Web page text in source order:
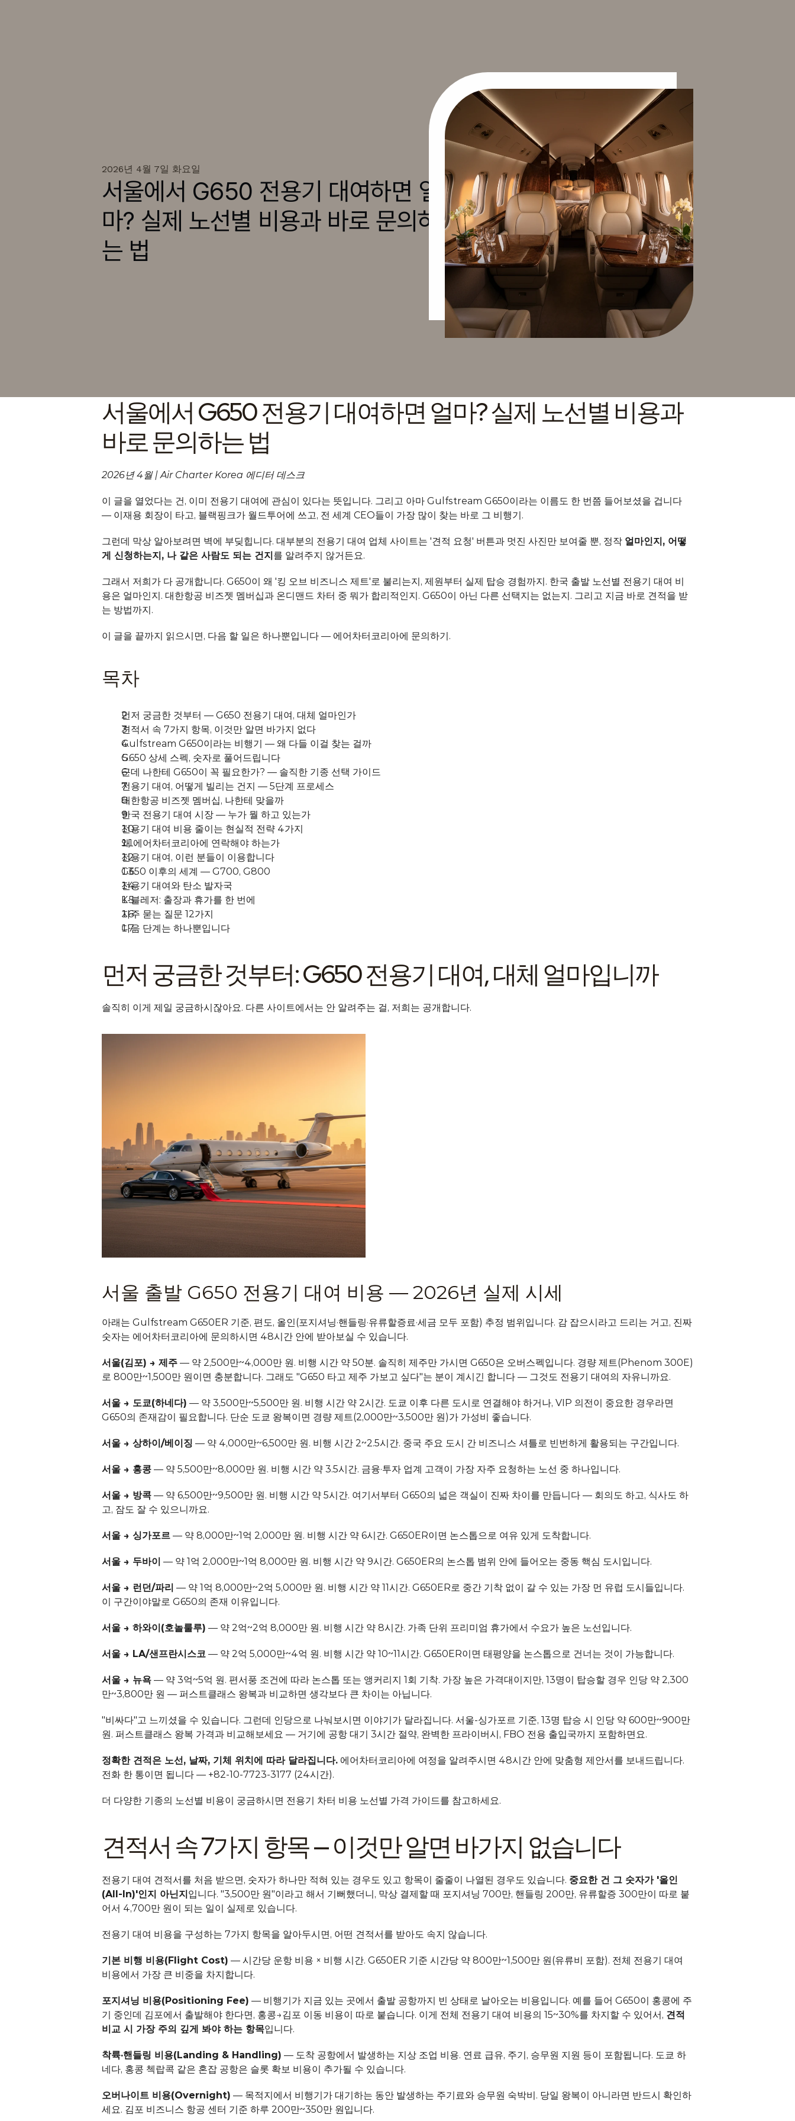
2026년 4월 7일 화요일
서울에서 G650 전용기 대여하면 얼
마? 실제 노선별 비용과 바로 문의하
는 법
서울에서 G650 전용기 대여하면 얼마? 실제 노선별 비용과
바로 문의하는 법
2026년 4월 | Air Charter Korea 에디터 데스크
이 글을 열었다는 건, 이미 전용기 대여에 관심이 있다는 뜻입니다. 그리고 아마 Gulfstream G650이라는 이름도 한 번쯤 들어보셨을 겁니다
— 이재용 회장이 타고, 블랙핑크가 월드투어에 쓰고, 전 세계 CEO들이 가장 많이 찾는 바로 그 비행기.
그런데 막상 알아보려면 벽에 부딪힙니다. 대부분의 전용기 대여 업체 사이트는 '견적 요청' 버튼과 멋진 사진만 보여줄 뿐, 정작 얼마인지, 어떻
게 신청하는지, 나 같은 사람도 되는 건지를 알려주지 않거든요.
그래서 저희가 다 공개합니다. G650이 왜 '킹 오브 비즈니스 제트'로 불리는지, 제원부터 실제 탑승 경험까지. 한국 출발 노선별 전용기 대여 비
용은 얼마인지. 대한항공 비즈젯 멤버십과 온디맨드 차터 중 뭐가 합리적인지. G650이 아닌 다른 선택지는 없는지. 그리고 지금 바로 견적을 받
는 방법까지.
이 글을 끝까지 읽으시면, 다음 할 일은 하나뿐입니다 — 에어차터코리아에 문의하기.
목차
먼저 궁금한 것부터 — G650 전용기 대여, 대체 얼마인가
견적서 속 7가지 항목, 이것만 알면 바가지 없다
Gulfstream G650이라는 비행기 — 왜 다들 이걸 찾는 걸까
G650 상세 스펙, 숫자로 풀어드립니다
근데 나한테 G650이 꼭 필요한가? — 솔직한 기종 선택 가이드
전용기 대여, 어떻게 빌리는 건지 — 5단계 프로세스
대한항공 비즈젯 멤버십, 나한테 맞을까
한국 전용기 대여 시장 — 누가 뭘 하고 있는가
전용기 대여 비용 줄이는 현실적 전략 4가지
왜 에어차터코리아에 연락해야 하는가
전용기 대여, 이런 분들이 이용합니다
G650 이후의 세계 — G700, G800
전용기 대여와 탄소 발자국
K-블레저: 출장과 휴가를 한 번에
자주 묻는 질문 12가지
다음 단계는 하나뿐입니다
먼저 궁금한 것부터: G650 전용기 대여, 대체 얼마입니까
솔직히 이게 제일 궁금하시잖아요. 다른 사이트에서는 안 알려주는 걸, 저희는 공개합니다.
서울 출발 G650 전용기 대여 비용 — 2026년 실제 시세
아래는 Gulfstream G650ER 기준, 편도, 올인(포지셔닝·핸들링·유류할증료·세금 모두 포함) 추정 범위입니다. 감 잡으시라고 드리는 거고, 진짜
숫자는 에어차터코리아에 문의하시면 48시간 안에 받아보실 수 있습니다.
서울(김포) → 제주 — 약 2,500만~4,000만 원. 비행 시간 약 50분. 솔직히 제주만 가시면 G650은 오버스펙입니다. 경량 제트(Phenom 300E)
로 800만~1,500만 원이면 충분합니다. 그래도 "G650 타고 제주 가보고 싶다"는 분이 계시긴 합니다 — 그것도 전용기 대여의 자유니까요.
서울 → 도쿄(하네다) — 약 3,500만~5,500만 원. 비행 시간 약 2시간. 도쿄 이후 다른 도시로 연결해야 하거나, VIP 의전이 중요한 경우라면
G650의 존재감이 필요합니다. 단순 도쿄 왕복이면 경량 제트(2,000만~3,500만 원)가 가성비 좋습니다.
서울 → 상하이/베이징 — 약 4,000만~6,500만 원. 비행 시간 2~2.5시간. 중국 주요 도시 간 비즈니스 셔틀로 빈번하게 활용되는 구간입니다.
서울 → 홍콩 — 약 5,500만~8,000만 원. 비행 시간 약 3.5시간. 금융·투자 업계 고객이 가장 자주 요청하는 노선 중 하나입니다.
서울 → 방콕 — 약 6,500만~9,500만 원. 비행 시간 약 5시간. 여기서부터 G650의 넓은 객실이 진짜 차이를 만듭니다 — 회의도 하고, 식사도 하
고, 잠도 잘 수 있으니까요.
서울 → 싱가포르 — 약 8,000만~1억 2,000만 원. 비행 시간 약 6시간. G650ER이면 논스톱으로 여유 있게 도착합니다.
서울 → 두바이 — 약 1억 2,000만~1억 8,000만 원. 비행 시간 약 9시간. G650ER의 논스톱 범위 안에 들어오는 중동 핵심 도시입니다.
서울 → 런던/파리 — 약 1억 8,000만~2억 5,000만 원. 비행 시간 약 11시간. G650ER로 중간 기착 없이 갈 수 있는 가장 먼 유럽 도시들입니다.
이 구간이야말로 G650의 존재 이유입니다.
서울 → 하와이(호놀룰루) — 약 2억~2억 8,000만 원. 비행 시간 약 8시간. 가족 단위 프리미엄 휴가에서 수요가 높은 노선입니다.
서울 → LA/샌프란시스코 — 약 2억 5,000만~4억 원. 비행 시간 약 10~11시간. G650ER이면 태평양을 논스톱으로 건너는 것이 가능합니다.
서울 → 뉴욕 — 약 3억~5억 원. 편서풍 조건에 따라 논스톱 또는 앵커리지 1회 기착. 가장 높은 가격대이지만, 13명이 탑승할 경우 인당 약 2,300
만~3,800만 원 — 퍼스트클래스 왕복과 비교하면 생각보다 큰 차이는 아닙니다.
"비싸다"고 느끼셨을 수 있습니다. 그런데 인당으로 나눠보시면 이야기가 달라집니다. 서울-싱가포르 기준, 13명 탑승 시 인당 약 600만~900만
원. 퍼스트클래스 왕복 가격과 비교해보세요 — 거기에 공항 대기 3시간 절약, 완벽한 프라이버시, FBO 전용 출입국까지 포함하면요.
정확한 견적은 노선, 날짜, 기체 위치에 따라 달라집니다. 에어차터코리아에 여정을 알려주시면 48시간 안에 맞춤형 제안서를 보내드립니다.
전화 한 통이면 됩니다 — +82-10-7723-3177 (24시간).
더 다양한 기종의 노선별 비용이 궁금하시면 전용기 차터 비용 노선별 가격 가이드를 참고하세요.
견적서 속 7가지 항목 — 이것만 알면 바가지 없습니다
전용기 대여 견적서를 처음 받으면, 숫자가 하나만 적혀 있는 경우도 있고 항목이 줄줄이 나열된 경우도 있습니다. 중요한 건 그 숫자가 '올인
(All-In)'인지 아닌지입니다. "3,500만 원"이라고 해서 기뻐했더니, 막상 결제할 때 포지셔닝 700만, 핸들링 200만, 유류할증 300만이 따로 붙
어서 4,700만 원이 되는 일이 실제로 있습니다.
전용기 대여 비용을 구성하는 7가지 항목을 알아두시면, 어떤 견적서를 받아도 속지 않습니다.
기본 비행 비용(Flight Cost) — 시간당 운항 비용 × 비행 시간. G650ER 기준 시간당 약 800만~1,500만 원(유류비 포함). 전체 전용기 대여
비용에서 가장 큰 비중을 차지합니다.
포지셔닝 비용(Positioning Fee) — 비행기가 지금 있는 곳에서 출발 공항까지 빈 상태로 날아오는 비용입니다. 예를 들어 G650이 홍콩에 주
기 중인데 김포에서 출발해야 한다면, 홍콩→김포 이동 비용이 따로 붙습니다. 이게 전체 전용기 대여 비용의 15~30%를 차지할 수 있어서, 견적
비교 시 가장 주의 깊게 봐야 하는 항목입니다.
착륙·핸들링 비용(Landing & Handling) — 도착 공항에서 발생하는 지상 조업 비용. 연료 급유, 주기, 승무원 지원 등이 포함됩니다. 도쿄 하
네다, 홍콩 첵랍콕 같은 혼잡 공항은 슬롯 확보 비용이 추가될 수 있습니다.
오버나이트 비용(Overnight) — 목적지에서 비행기가 대기하는 동안 발생하는 주기료와 승무원 숙박비. 당일 왕복이 아니라면 반드시 확인하
세요. 김포 비즈니스 항공 센터 기준 하루 200만~350만 원입니다.